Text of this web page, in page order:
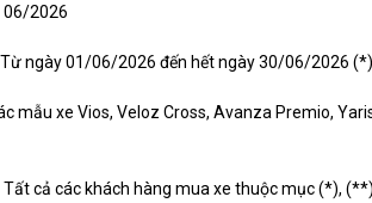
06/2026
Từ ngày 01/06/2026 đến hết ngày 30/06/2026 (*)
mẫu xe Vios, Veloz Cross, Avanza Premio,
cả các khách hàng mua xe thuộc mục (*),